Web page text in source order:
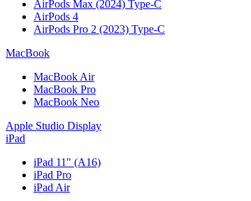
AirPods Max (2024) Type-C
AirPods 4
AirPods Pro 2 (2023) Type-C
MacBook
MacBook Air
MacBook Pro
MacBook Neo
Apple Studio Display
iPad
iPad 11" (A16)
iPad Pro
iPad Air